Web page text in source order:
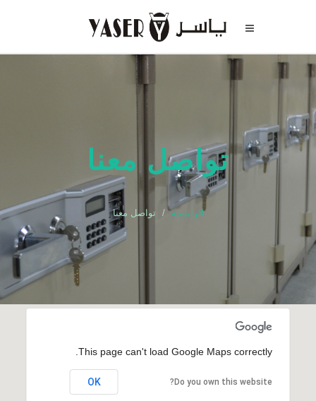
تواصل معنا
الرئيسية تواصل معنا
This page can't load Google Maps correctly.
Do you own this website?
OK